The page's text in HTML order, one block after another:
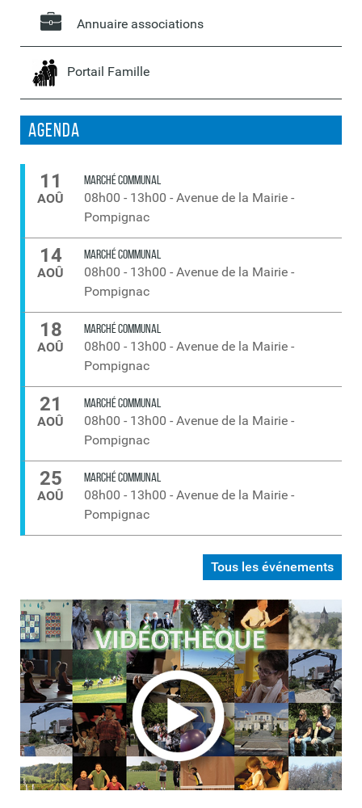
Annuaire associations
Portail Famille
Agenda
Tous les événements
11
AOÛ
MARCHÉ COMMUNAL
08h00 - 13h00 - Avenue de la Mairie -
Pompignac
14
AOÛ
MARCHÉ COMMUNAL
08h00 - 13h00 - Avenue de la Mairie -
Pompignac
18
AOÛ
MARCHÉ COMMUNAL
08h00 - 13h00 - Avenue de la Mairie -
Pompignac
21
AOÛ
MARCHÉ COMMUNAL
08h00 - 13h00 - Avenue de la Mairie -
Pompignac
25
AOÛ
MARCHÉ COMMUNAL
08h00 - 13h00 - Avenue de la Mairie -
Pompignac